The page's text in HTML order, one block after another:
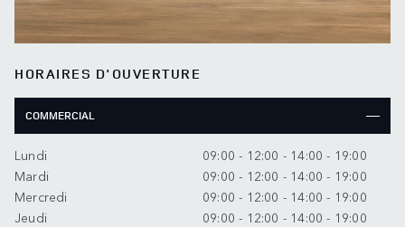
HORAIRES D'OUVERTURE
COMMERCIAL
Lundi
09:00 - 12:00 - 14:00 - 19:00
Mardi
09:00 - 12:00 - 14:00 - 19:00
Mercredi
09:00 - 12:00 - 14:00 - 19:00
Jeudi
09:00 - 12:00 - 14:00 - 19:00